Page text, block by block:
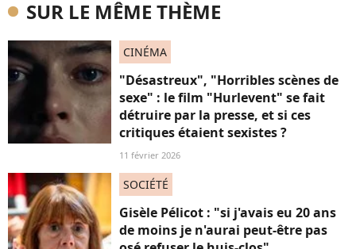
SUR LE MÊME THÈME
CINÉMA
"Désastreux", "Horribles scènes de
sexe" : le film "Hurlevent" se fait
détruire par la presse, et si ces
critiques étaient sexistes ?
11 février 2026
SOCIÉTÉ
Gisèle Pélicot : "si j'avais eu 20 ans
de moins je n'aurai peut-être pas